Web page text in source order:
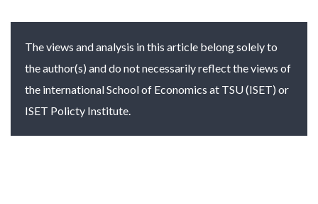
The views and analysis in this article belong solely to
the author(s) and do not necessarily reflect the views of
the international School of Economics at TSU (ISET) or
ISET Policty Institute.